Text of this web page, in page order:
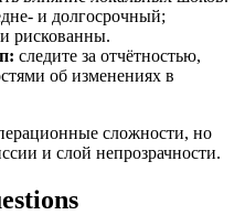
и долгосрочный;
рискованны.
следите за отчётностью,
об изменениях в
сложности, но
и слой непрозрачности.